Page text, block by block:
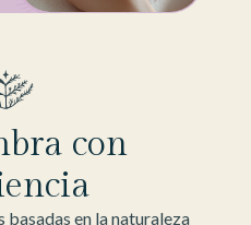
con
en la naturaleza